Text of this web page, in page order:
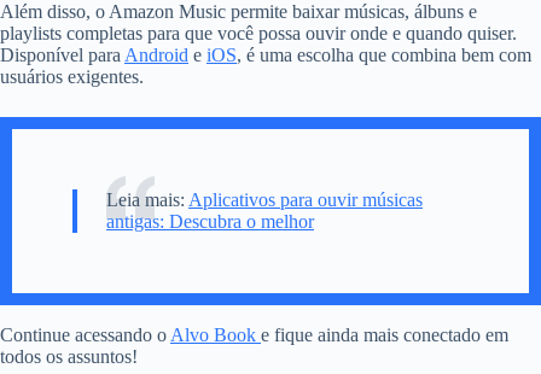
Além disso, o Amazon Music permite baixar músicas, álbuns e
playlists completas para que você possa ouvir onde e quando quiser.
Disponível para Android e iOS, é uma escolha que combina bem com
usuários exigentes.
Leia mais: Aplicativos para ouvir músicas
antigas: Descubra o melhor
Continue acessando o Alvo Book e fique ainda mais conectado em
todos os assuntos!